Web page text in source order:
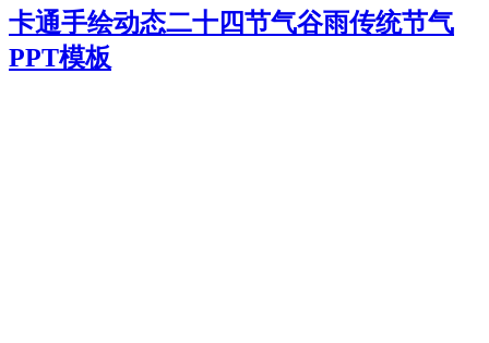
卡通手绘动态二十四节气谷雨传统节气
PPT模板